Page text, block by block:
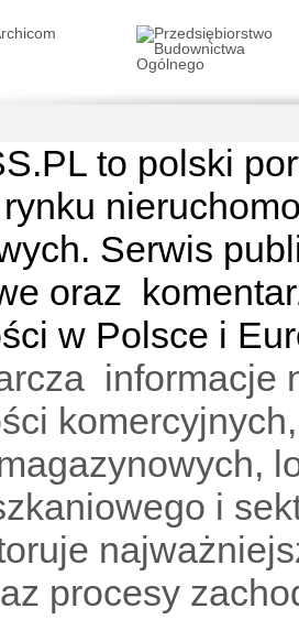
to polski
Serwis
oraz
w Polsce i
informacje
i
procesy